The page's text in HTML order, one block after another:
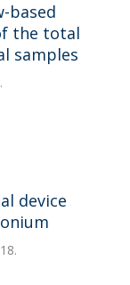
based
the total
samples
device